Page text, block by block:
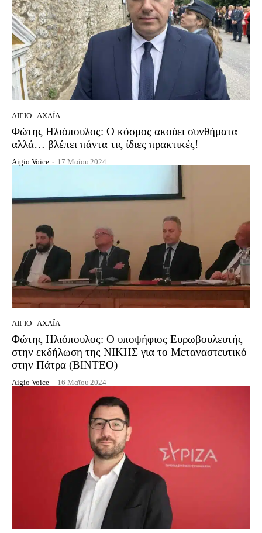
ΑΊΓΙΟ - ΑΧΑΪ́Α
Φώτης Ηλιόπουλος: Ο κόσμος ακούει συνθήματα
αλλά… βλέπει πάντα τις ίδιες πρακτικές!
Aigio Voice - 17 Μαΐου 2024
ΑΊΓΙΟ - ΑΧΑΪ́Α
Φώτης Ηλιόπουλος: Ο υποψήφιος Ευρωβουλευτής
στην εκδήλωση της ΝΙΚΗΣ για το Μεταναστευτικό
στην Πάτρα (ΒΙΝΤΕΟ)
Aigio Voice - 16 Μαΐου 2024